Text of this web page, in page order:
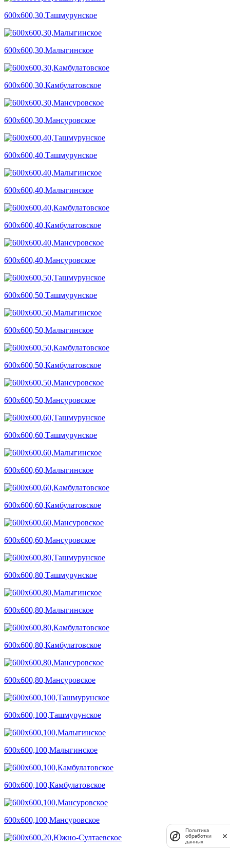
600х600,30,Ташмурунское
600х600,30,Малыгинское
600х600,30,Камбулатовское
600х600,30,Мансуровское
600х600,40,Ташмурунское
600х600,40,Малыгинское
600х600,40,Камбулатовское
600х600,40,Мансуровское
600х600,50,Ташмурунское
600х600,50,Малыгинское
600х600,50,Камбулатовское
600х600,50,Мансуровское
600х600,60,Ташмурунское
600х600,60,Малыгинское
600х600,60,Камбулатовское
600х600,60,Мансуровское
600х600,80,Ташмурунское
600х600,80,Малыгинское
600х600,80,Камбулатовское
600х600,80,Мансуровское
600х600,100,Ташмурунское
600х600,100,Малыгинское
600х600,100,Камбулатовское
600х600,100,Мансуровское
Политика
обработки
данных